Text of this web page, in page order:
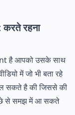
रहना
है आपको उसके साथ
में जो भी बता रहे
सकते है की जिससे की
से समझ में आ सकते